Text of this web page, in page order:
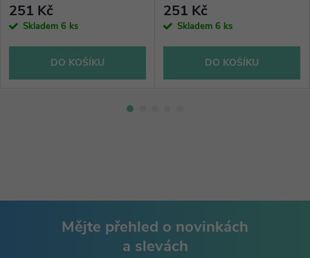
251 Kč
Skladem 6 ks
DO KOŠÍKU
251 Kč
Skladem 6 ks
DO KOŠÍKU
Mějte přehled o novinkách
a slevách